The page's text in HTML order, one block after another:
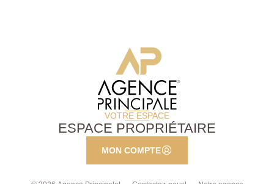
VOTRE ESPACE
ESPACE PROPRIÉTAIRE
MON COMPTE